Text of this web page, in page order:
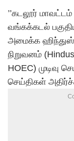
’’கடலூர்
வங்கக்கடல்
அமைக்க
நிறுவனம்
HOEC) முடிவு
செய்திகள்